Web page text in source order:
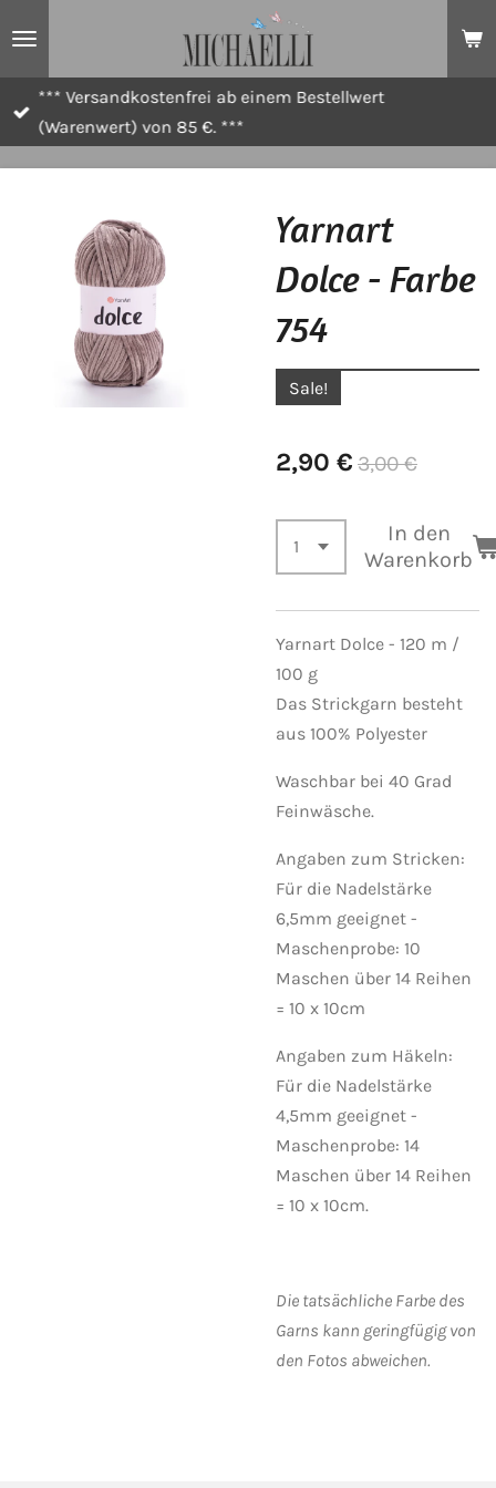
*** Versandkostenfrei ab einem Bestellwert
(Warenwert) von 85 €. ***
Yarnart
Dolce - Farbe
754
Sale!
2,90 € 3,00 €
In den
Warenkorb
Yarnart Dolce - 120 m /
100 g
Das Strickgarn besteht
aus 100% Polyester
Waschbar bei 40 Grad
Feinwäsche.
Angaben zum Stricken:
Für die Nadelstärke
6,5mm geeignet -
Maschenprobe: 10
Maschen über 14 Reihen
= 10 x 10cm
Angaben zum Häkeln:
Für die Nadelstärke
4,5mm geeignet -
Maschenprobe: 14
Maschen über 14 Reihen
= 10 x 10cm.
Die tatsächliche Farbe des
Garns kann geringfügig von
den Fotos abweichen.